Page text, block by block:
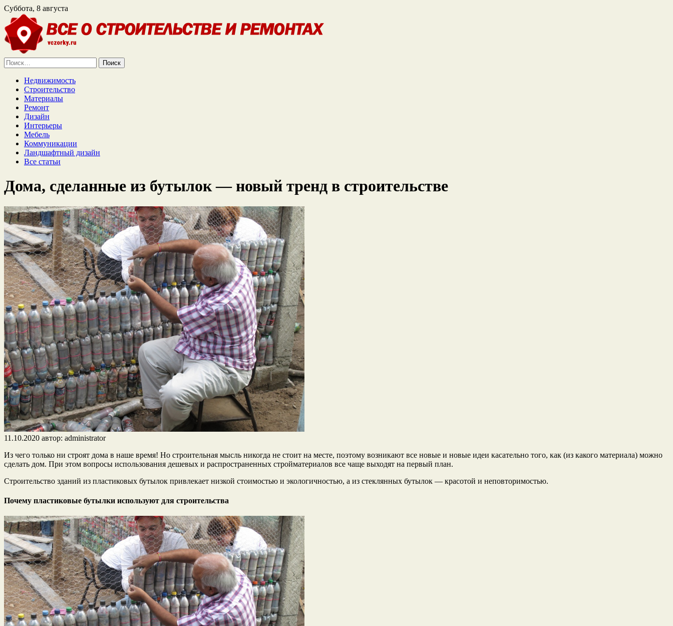
Суббота, 8 августа
Найти:
Недвижимость
Строительство
Материалы
Ремонт
Дизайн
Интерьеры
Мебель
Коммуникации
Ландшафтный дизайн
Все статьи
Дома, сделанные из бутылок — новый тренд в строительстве
11.10.2020 автор: administrator
Из чего только ни строят дома в наше время! Но строительная мысль никогда не стоит на месте, поэтому возникают все новые и новые идеи касательно того, как (из какого материала) можно
сделать дом. При этом вопросы использования дешевых и распространенных стройматериалов все чаще выходят на первый план.
Строительство зданий из пластиковых бутылок привлекает низкой стоимостью и экологичностью, а из стеклянных бутылок — красотой и неповторимостью.
Почему пластиковые бутылки используют для строительства